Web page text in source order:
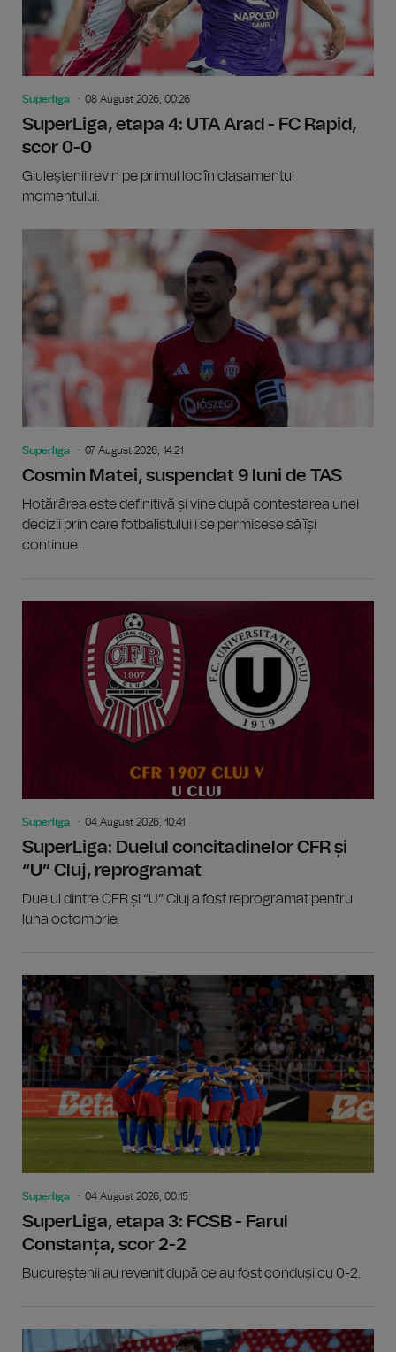
Superliga 08 August 2026, 00:26
SuperLiga, etapa 4: UTA Arad - FC Rapid,
scor 0-0
Giuleştenii revin pe primul loc în clasamentul
momentului.
Superliga 07 August 2026, 14:21
Cosmin Matei, suspendat 9 luni de TAS
Hotărârea este definitivă și vine după contestarea unei
decizii prin care fotbalistului i se permisese să își
continue...
Superliga 04 August 2026, 10:41
SuperLiga: Duelul concitadinelor CFR și
“U” Cluj, reprogramat
Duelul dintre CFR și “U” Cluj a fost reprogramat pentru
luna octombrie.
Superliga 04 August 2026, 00:15
SuperLiga, etapa 3: FCSB - Farul
Constanța, scor 2-2
Bucureștenii au revenit după ce au fost conduși cu 0-2.